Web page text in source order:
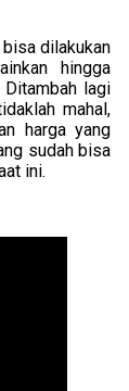
dilakukan
hingga
lagi
mahal,
harga yang
sudah bisa
ini.